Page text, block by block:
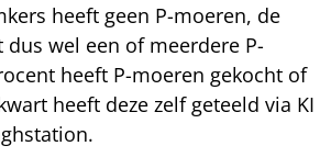
heeft geen P-moeren, de
wel een of meerdere P-
heeft P-moeren gekocht of
heeft deze zelf geteeld via KI